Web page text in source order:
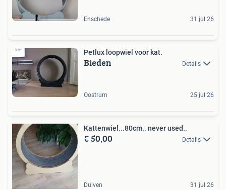
Enschede 31 jul 26
Petlux loopwiel voor kat.
Bieden Details
Oostrum 25 jul 26
Kattenwiel...80cm.. never used..
€ 50,00 Details
Duiven 31 jul 26